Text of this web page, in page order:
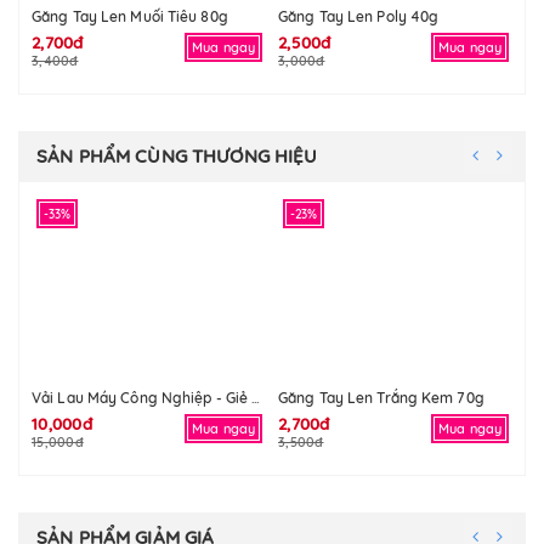
Găng Tay Len Muối Tiêu 80g
2,700đ
3,400đ
Mua ngay
Găng Tay Len Poly 40g
2,500đ
3,000đ
Mua ngay
SẢN PHẨM CÙNG THƯƠNG HIỆU
-33%
Vải Lau Máy Công Nghiệp - Giẻ Lau Máy Công Nghiệp
10,000đ
15,000đ
Mua ngay
-23%
Găng Tay Len Trắng Kem 70g
2,700đ
3,500đ
Mua ngay
SẢN PHẨM GIẢM GIÁ